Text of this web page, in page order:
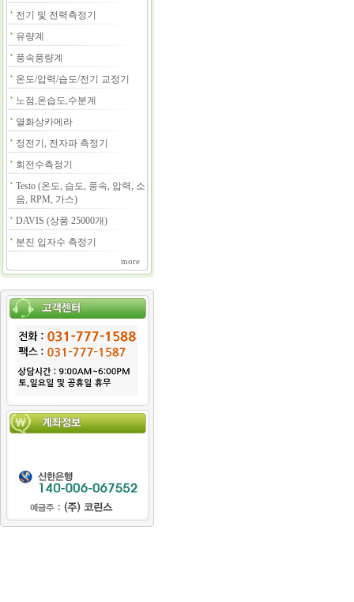
전기 및 전력측정기
유량계
풍속풍량계
온도/압력/습도/전기 교정기
노점,온습도,수분계
열화상카메라
정전기, 전자파 측정기
회전수측정기
Testo (온도, 습도, 풍속, 압력, 소
음, RPM, 가스)
DAVIS (상품 25000개)
분진 입자수 측정기
more